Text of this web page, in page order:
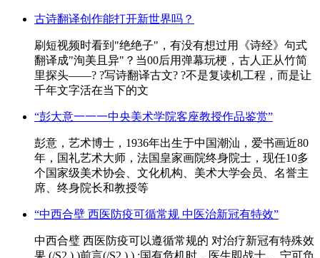
古诗翻译创作能打开新世界吗？
刷短视频时看到"绝绝子"，有没有想过用《诗经》句式
翻译成"洵美且异"？当00后用弹幕玩梗，古人正从竹简
里探头——? ?写诗翻译古文? ?不是复读机工程，而是让
千年文字活在当下的文
“彭大意一一一中央美术学院客座教授作品鉴赏”
彭意，艺术博士，1936年出生于中国潮汕，爱书画近80
年，国礼艺术大师，法国皇家画院终身院士，现任10多
个国家级美术协会、文化机构、美术大学会员、名誉主
席、终身院长和教授等
“中西合壁 西医防疫可循常规 中医治新冠有特效”
中西合璧 西医防疫可以遵循常规的 对治疗新冠有特殊效